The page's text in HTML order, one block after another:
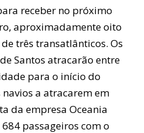
receber no próximo
aproximadamente oito
três transatlânticos. Os
Santos atracarão entre
para o início do
a atracarem em
da empresa Oceania
passageiros com o